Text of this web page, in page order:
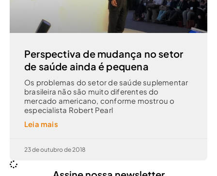
Perspectiva de mudança no setor
de saúde ainda é pequena
Os problemas do setor de saúde suplementar
brasileira não são muito diferentes do
mercado americano, conforme mostrou o
especialista Robert Pearl
Leia mais
23 de outubro de 2018